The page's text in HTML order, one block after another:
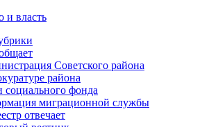
и власть
Советского района
района
социального фонда
миграционной службы
отвечает